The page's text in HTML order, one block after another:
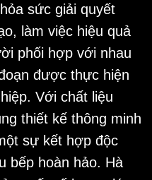
sức giải quyết
làm việc hiệu quả
phối hợp với nhau
được thực hiện
Với chất liệu
thiết kế thông minh
sự kết hợp độc
bếp hoàn hảo. Hà